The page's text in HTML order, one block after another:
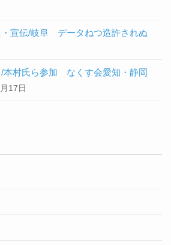
・宣伝/岐阜 データねつ造許されぬ
/本村氏ら参加 なくす会愛知・静岡
17日